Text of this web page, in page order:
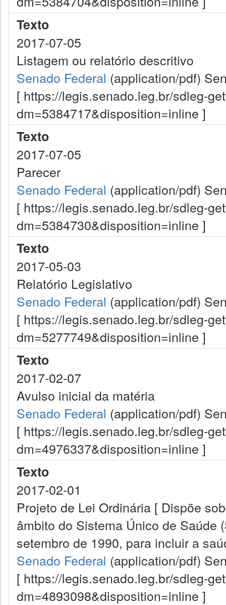
Texto
2017-07-05
Listagem ou relatório descritivo
Senado Federal (application/pdf)
[ https://legis.senado.leg.br/sdleg-
dm=5384717&disposition=inline ]
Texto
2017-07-05
Parecer
Senado Federal (application/pdf)
[ https://legis.senado.leg.br/sdleg-
dm=5384730&disposition=inline ]
Texto
2017-05-03
Relatório Legislativo
Senado Federal (application/pdf)
[ https://legis.senado.leg.br/sdleg-
dm=5277749&disposition=inline ]
Texto
2017-02-07
Avulso inicial da matéria
Senado Federal (application/pdf)
[ https://legis.senado.leg.br/sdleg-
dm=4976337&disposition=inline ]
Texto
2017-02-01
Projeto de Lei Ordinária [ Dispõe
âmbito do Sistema Único de Saúde
setembro de 1990, para incluir a
Senado Federal (application/pdf)
[ https://legis.senado.leg.br/sdleg-
dm=4893098&disposition=inline ]